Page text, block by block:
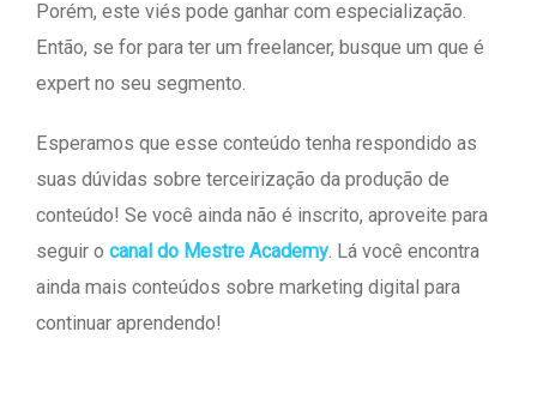
Porém, este viés pode ganhar com especialização.
Então, se for para ter um freelancer, busque um que é
expert no seu segmento.
Esperamos que esse conteúdo tenha respondido as
suas dúvidas sobre terceirização da produção de
conteúdo! Se você ainda não é inscrito, aproveite para
seguir o canal do Mestre Academy. Lá você encontra
ainda mais conteúdos sobre marketing digital para
continuar aprendendo!